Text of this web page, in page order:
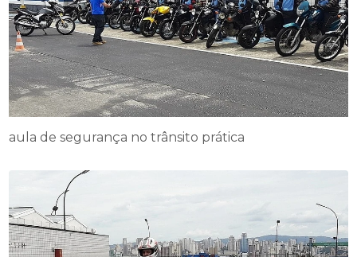
aula de segurança no trânsito prática